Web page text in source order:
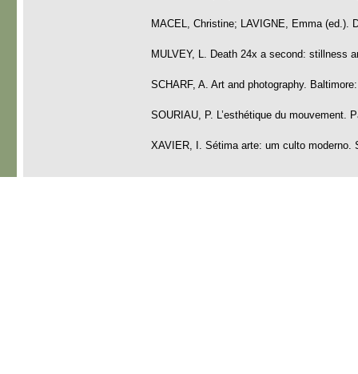
MACEL, Christine; LAVIGNE, Emma (ed.).
MULVEY, L. Death 24x a second: stillness
SCHARF, A. Art and photography.
SOURIAU, P. L’esthétique du mouvement.
XAVIER, I. Sétima arte: um culto moderno.